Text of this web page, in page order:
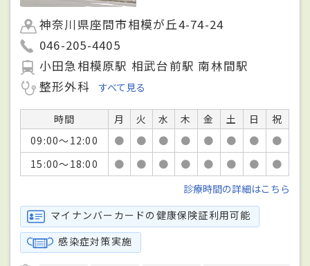
神奈川県座間市相模が丘4-74-24
046-205-4405
小田急相模原駅 相武台前駅 南林間駅
整形外科
すべて見る
時間 月 火 水 木 金 土 日
祝
09:00～12:00
● ● ● ● ● ● ●
●
15:00～18:00
● ● ● ● ● ● ●
●
診療時間の詳細はこちら
マイナンバーカードの健康保険証利用可能
感染症対策実施